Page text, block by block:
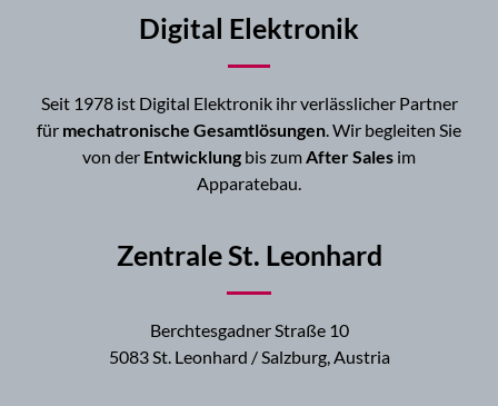
Digital Elektronik
Seit 1978 ist Digital Elektronik ihr verlässlicher Partner
für mechatronische Gesamtlösungen. Wir begleiten Sie
von der Entwicklung bis zumAfter Sales im
Apparatebau.
Zentrale St. Leonhard
Berchtesgadner Straße 10
5083 St. Leonhard / Salzburg, Austria